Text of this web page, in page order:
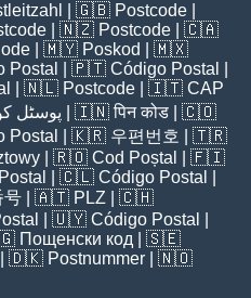
| 🇬🇧 Postcode
| 🇳🇿 Postcode | 🇨🇦
| 🇲🇾 Poskod
| 🇲🇽
Postal | 🇵🇹 Código Postal
| 🇳🇱 Postcode | 🇮🇹 CAP
پوسٹل | 🇮🇳पिन कोड | 🇨🇴
Postal | 🇰🇷 우편번호
| 🇹🇷
| 🇷🇴 Cod Poștal
| 🇫🇮
| 🇨🇱 Código Postal
号 | 🇦🇹 PLZ | 🇨🇭
| 🇺🇾 Código Postal
Пощенски код | 🇸🇪
| 🇩🇰 Postnummer | 🇳🇴